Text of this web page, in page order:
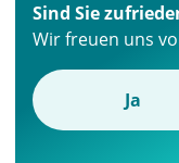
Sind Sie
Wir freuen uns
Ja